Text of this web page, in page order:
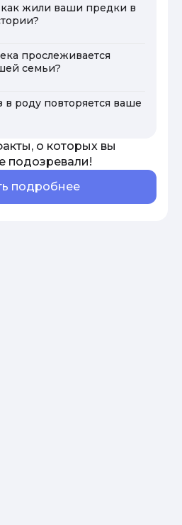
жили ваши предки в
прослеживается
семьи?
в роду повторяется ваше
о которых вы
подозревали!
подробнее